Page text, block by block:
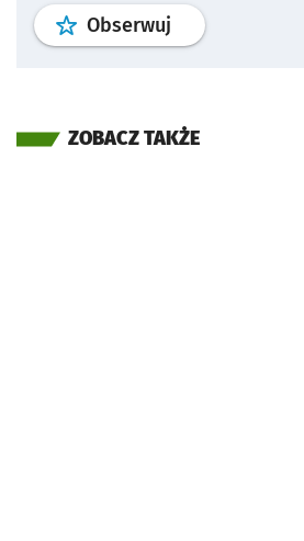
Obserwuj profil
ZOBACZ TAKŻE